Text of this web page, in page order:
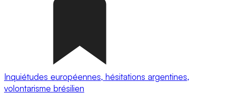
Inquiétudes européennes, hésitations argentines,
volontarisme brésilien